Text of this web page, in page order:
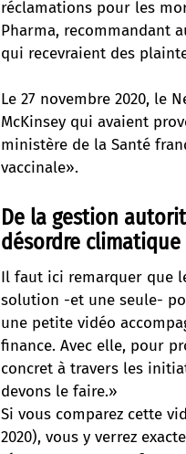
réclamations pour les
Pharma, recommandant
qui recevraient des
Le 27 novembre 2020, le
McKinsey qui avaient
ministère de la Santé
vaccinale».
De la gestion
désordre climatique
Il faut ici remarquer que
solution -et une seule-
une petite vidéo
finance. Avec elle, pour
concret à travers les
devons le faire.»
Si vous comparez cette
2020), vous y verrez